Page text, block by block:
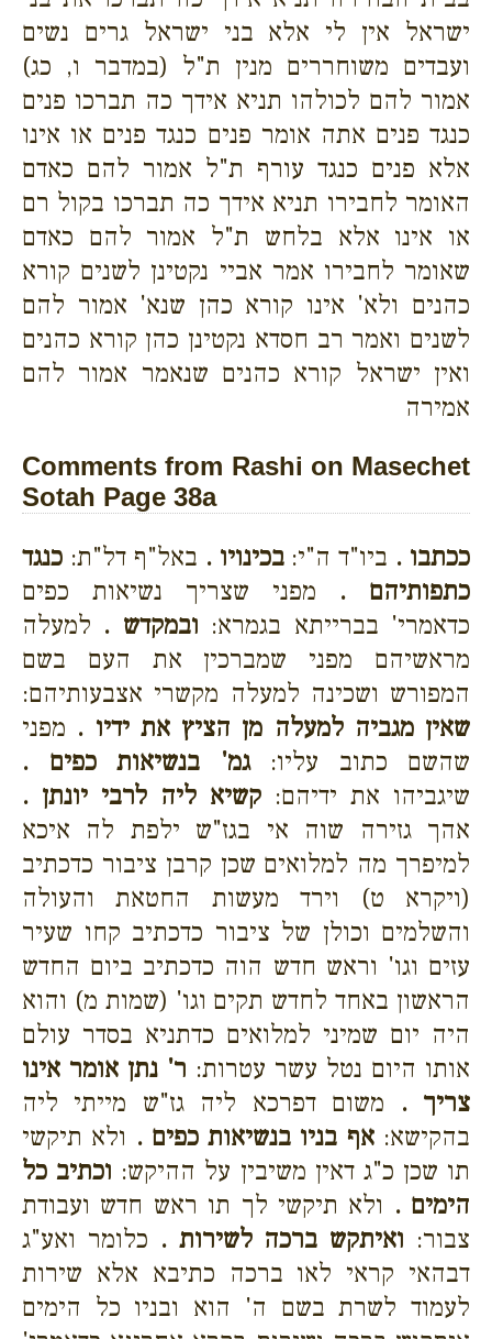
ישראל אין לי אלא בני ישראל גרים נשים
ועבדים משוחררים מנין ת"ל (במדבר ו, כג)
אמור להם לכולהו תניא אידך כה תברכו פנים
כנגד פנים אתה אומר פנים כנגד פנים או אינו
אלא פנים כנגד עורף ת"ל אמור להם כאדם
האומר לחבירו תניא אידך כה תברכו בקול רם
או אינו אלא בלחש ת"ל אמור להם כאדם
שאומר לחבירו אמר אביי נקטינן לשנים קורא
כהנים ולא' אינו קורא כהן שנא' אמור להם
לשנים ואמר רב חסדא נקטינן כהן קורא כהנים
ואין ישראל קורא כהנים שנאמר אמור להם
אמירה
Comments from Rashi on Masechet
Sotah Page 38a
ככתבו . ביו"ד ה"י:בכינויו . באל"ף דל"ת: כנגד
כתפותיהם . מפני שצריך נשיאות כפים
כדאמרי' בברייתא בגמרא: ובמקדש . למעלה
מראשיהם מפני שמברכין את העם בשם
המפורש ושכינה למעלה מקשרי אצבעותיהם:
שאין מגביה למעלה מן הציץ את ידיו . מפני
שהשם כתוב עליו:גמ' בנשיאות כפים .
שיגביהו את ידיהם: קשיא ליה לרבי יונתן .
אהך גזירה שוה אי בגז"ש ילפת לה איכא
למיפרך מה למלואים שכן קרבן ציבור כדכתיב
(ויקרא ט) וירד מעשות החטאת והעולה
והשלמים וכולן של ציבור כדכתיב קחו שעיר
עזים וגו' וראש חדש הוה כדכתיב ביום החדש
הראשון באחד לחדש תקים וגו' (שמות מ) והוא
היה יום שמיני למלואים כדתניא בסדר עולם
אותו היום נטל עשר עטרות: ר' נתן אומר אינו
צריך . משום דפרכא ליה גז"ש מייתי ליה
בהקישא:אף בניו בנשיאות כפים . ולא תיקשי
תו שכן כ"ג דאין משיבין על ההיקש: וכתיב כל
הימים . ולא תיקשי לך תו ראש חדש ועבודת
צבור: ואיתקש ברכה לשירות . כלומר ואע"ג
דבהאי קראי לאו ברכה כתיבא אלא שירות
לעמוד לשרת בשם ה' הוא ובניו כל הימים